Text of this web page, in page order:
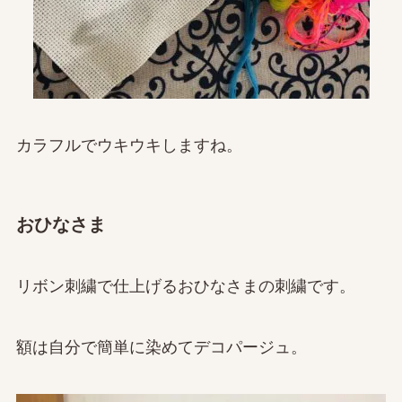
カラフルでウキウキしますね。
おひなさま
リボン刺繍で仕上げるおひなさまの刺繍です。
額は自分で簡単に染めてデコパージュ。